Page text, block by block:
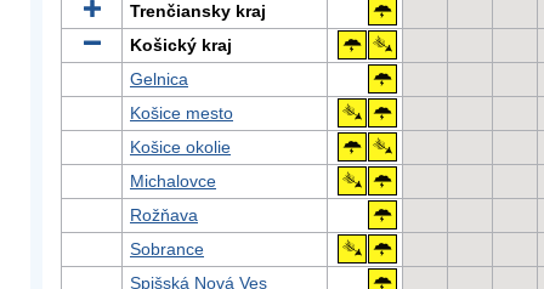
Trenčiansky kraj
Košický kraj
Gelnica
Košice mesto
Košice okolie
Michalovce
Rožňava
Sobrance
Spišská Nová Ves